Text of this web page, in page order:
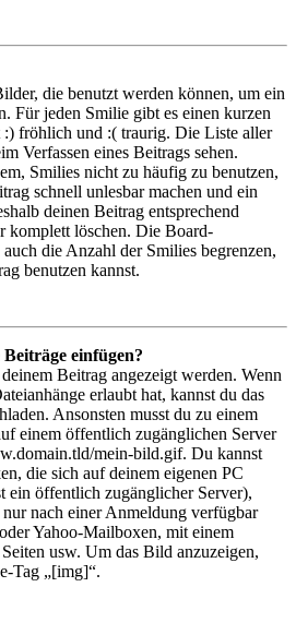
die benutzt werden können, um ein
Für jeden Smilie gibt es einen kurzen
:) fröhlich und :( traurig. Die Liste aller
Verfassen eines Beitrags sehen.
Smilies nicht zu häufig zu benutzen,
schnell unlesbar machen und ein
deinen Beitrag entsprechend
komplett löschen. Die Board-
die Anzahl der Smilies begrenzen,
benutzen kannst.
einfügen?
Beitrag angezeigt werden. Wenn
erlaubt hat, kannst du das
Ansonsten musst du zu einem
einem öffentlich zugänglichen Server
mein-bild.gif. Du kannst
die sich auf deinem eigenen PC
ein öffentlich zugänglicher Server),
nach einer Anmeldung verfügbar
Yahoo-Mailboxen, mit einem
usw. Um das Bild anzuzeigen,
Tag „[img]“.